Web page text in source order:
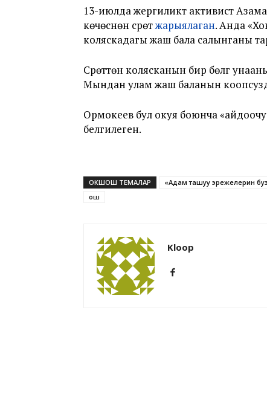
13-июлда жергиликтүү активист
көчөсүнөн сүрөтжарыялаган. Анда
коляскадагы жаш бала салынганы
Сүрөттөн колясканын бир бөлүгү
Мындан улам жаш баланын
Ормокеев бул окуя боюнча «айдоочу
белгилеген.
ОКШОШ ТЕМАЛАР «Адам ташуу эрежелерин
ош
Kloop